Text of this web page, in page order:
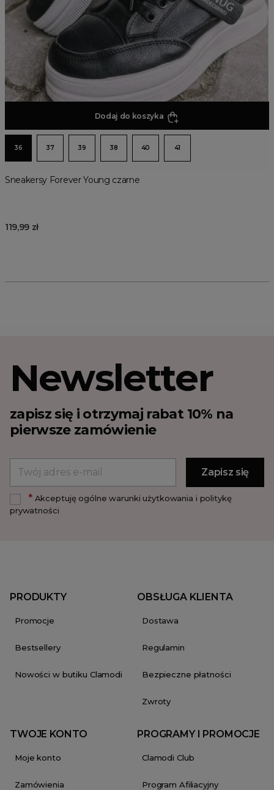
Dodaj do koszyka
36 37 39 38 40 41
Sneakersy Forever Young czarne
119,99 zł
Newsletter
zapisz się i otrzymaj rabat 10% na
pierwsze zamówienie
*Akceptuję ogólne warunki użytkowania i politykę
prywatności
PRODUKTY
Promocje
Bestsellery
Nowości w butiku Clamodi
OBSŁUGA KLIENTA
Dostawa
Regulamin
Bezpieczne płatności
Zwroty
TWOJE KONTO
Moje konto
Zamówienia
PROGRAMY I PROMOCJE
Clamodi Club
Program Afiliacyjny